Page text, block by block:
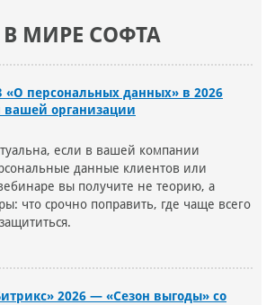
МИРЕ СОФТА
«О персональных данных» в 2026
вашей организации
если в вашей компании
данные клиентов или
вы получите не теорию, а
что срочно поправить, где чаще всего
2026 — «Сезон выгоды» со